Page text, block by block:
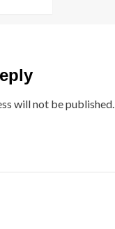
will not be published.